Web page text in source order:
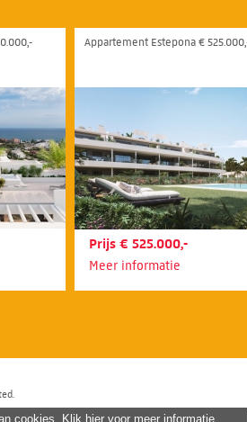
Appartement Estepona €
Prijs € 525.000,-
Meer informatie
cookies. Klik hier voor meer informatie.